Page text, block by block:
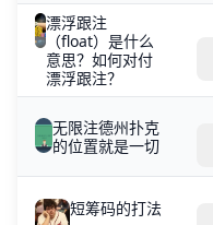
漂浮跟注
（float）是什么
意思？如何对付
漂浮跟注？
无限注德州扑克
的位置就是一切
短筹码的打法